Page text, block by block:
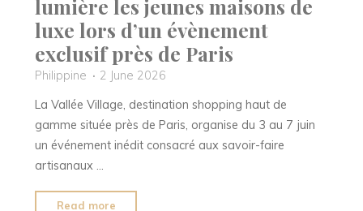
lumière les jeunes maisons de
luxe lors d’un évènement
exclusif près de Paris
Philippine
2 June 2026
La Vallée Village, destination shopping haut de
gamme située près de Paris, organise du 3 au 7 juin
un événement inédit consacré aux savoir-faire
artisanaux …
Read more